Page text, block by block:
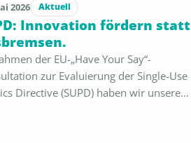
2026 Aktuell
Innovation fördern statt
der EU-„Have Your Say“-
zur Evaluierung der Single-Use
Directive (SUPD) haben wir unsere